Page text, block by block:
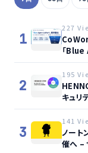
1
227
「
2
195
キュリ
3
141
ノート
催へ –